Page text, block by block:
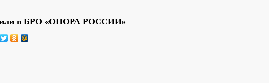
в БРО «ОПОРА РОССИИ»